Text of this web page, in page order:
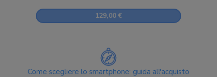
129,00 €
Come scegliere lo smartphone: guida all'acquisto